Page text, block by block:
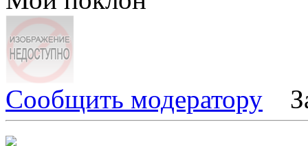
Сообщить модератору